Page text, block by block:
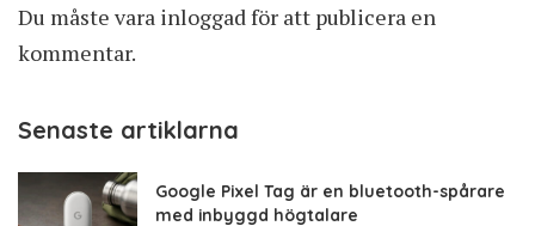
Du måste vara inloggad för att publicera en
kommentar.
Senaste artiklarna
Google Pixel Tag är en bluetooth-spårare
med inbyggd högtalare